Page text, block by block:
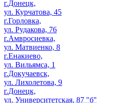
г.Донецк,
ул. Курчатова, 45
г.Горловка,
ул. Рудакова, 76
г.Амвросиевка,
ул. Матвиенко, 8
г.Енакиево,
ул. Вильямса, 1
г.Докучаевск,
ул. Лихолетова, 9
г.Донецк,
ул. Университетская, 87 "б"